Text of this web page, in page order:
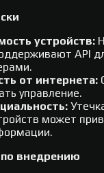
устройств:
API
от интернета:
управление.
может
внедрению